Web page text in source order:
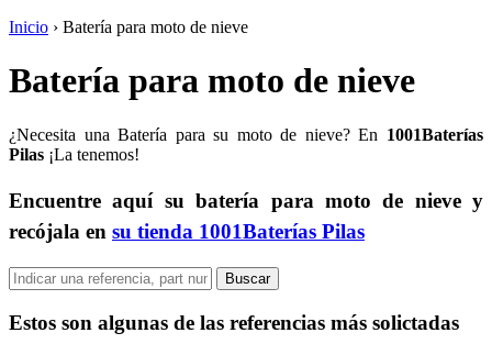
Inicio › Batería para moto de nieve
Batería para moto de nieve
¿Necesita una Batería para su moto de nieve? En 1001Baterías
Pilas ¡La tenemos!
Encuentre aquí su batería para moto de nieve y
recójala en su tienda 1001Baterías Pilas
Estos son algunas de las referencias más solictadas